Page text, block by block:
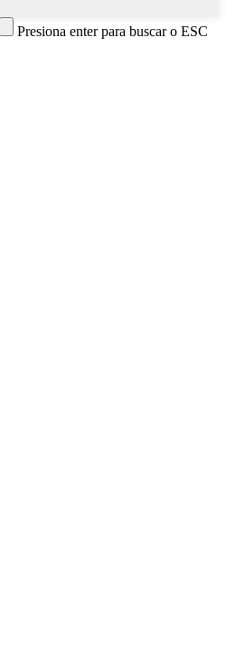
Presiona enter para buscar o ESC